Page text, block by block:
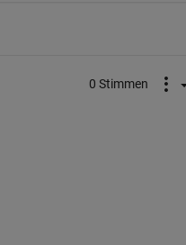
0 Stimmen